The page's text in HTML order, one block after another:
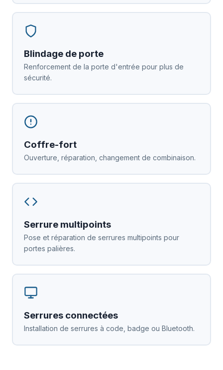
Blindage de porte
Renforcement de la porte d'entrée pour plus de
sécurité.
Coffre-fort
Ouverture, réparation, changement de combinaison.
Serrure multipoints
Pose et réparation de serrures multipoints pour
portes palières.
Serrures connectées
Installation de serrures à code, badge ou Bluetooth.